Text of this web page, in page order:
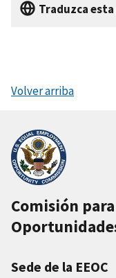
Traduzca
Volver arriba
Comisión
Sede de la EEOC